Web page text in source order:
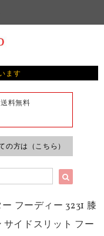
ます
料無料
の方は（こちら）
フーディー 3231 膝
イドスリット フー